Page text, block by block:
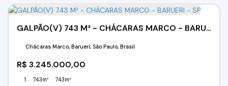
GALPÃO(V) 743 M² - CHÁCARAS MARCO - BARUERI - SP
R$ 3.245.000,00
Chácaras Marco, Barueri, São Paulo, Brasil
1 743m² 743m²